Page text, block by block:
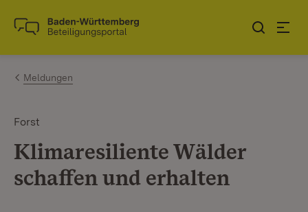
Zum Inhalt springen
Link zur Startseite
Meldungen
Forst
Klimaresiliente Wälder
schaffen und erhalten